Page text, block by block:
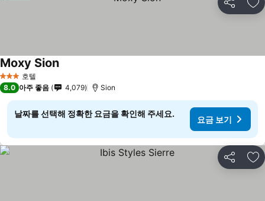
공유 즐
3 성급 호텔
Moxy Sion요금 보기
8.0 아주 좋음 4,079 Sion
날짜를 선택해 정확한 요금을 확인해 주세요.
요금 보기
공유 즐